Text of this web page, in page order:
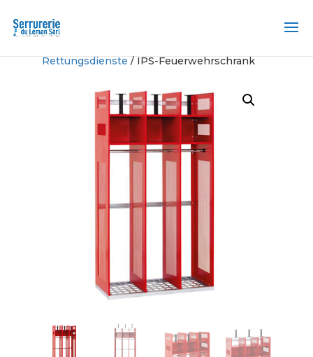
Rettungsdienste/ IPS-Feuerwehrschrank